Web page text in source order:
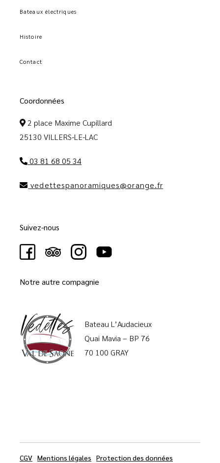
Bateaux électriques
Histoire
Contact
Coordonnées
2 place Maxime Cupillard
25130 VILLERS-LE-LAC
03 81 68 05 34
vedettespanoramiques@orange.fr
Suivez-nous
Notre autre compagnie
Bateau L’Audacieux
Quai Mavia – BP 76
70 100 GRAY
CGV Mentions légales Protection des données